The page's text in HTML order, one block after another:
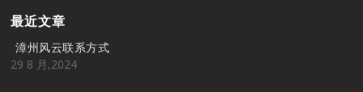
最近文章
漳州风云联系方式
29 8 月,2024